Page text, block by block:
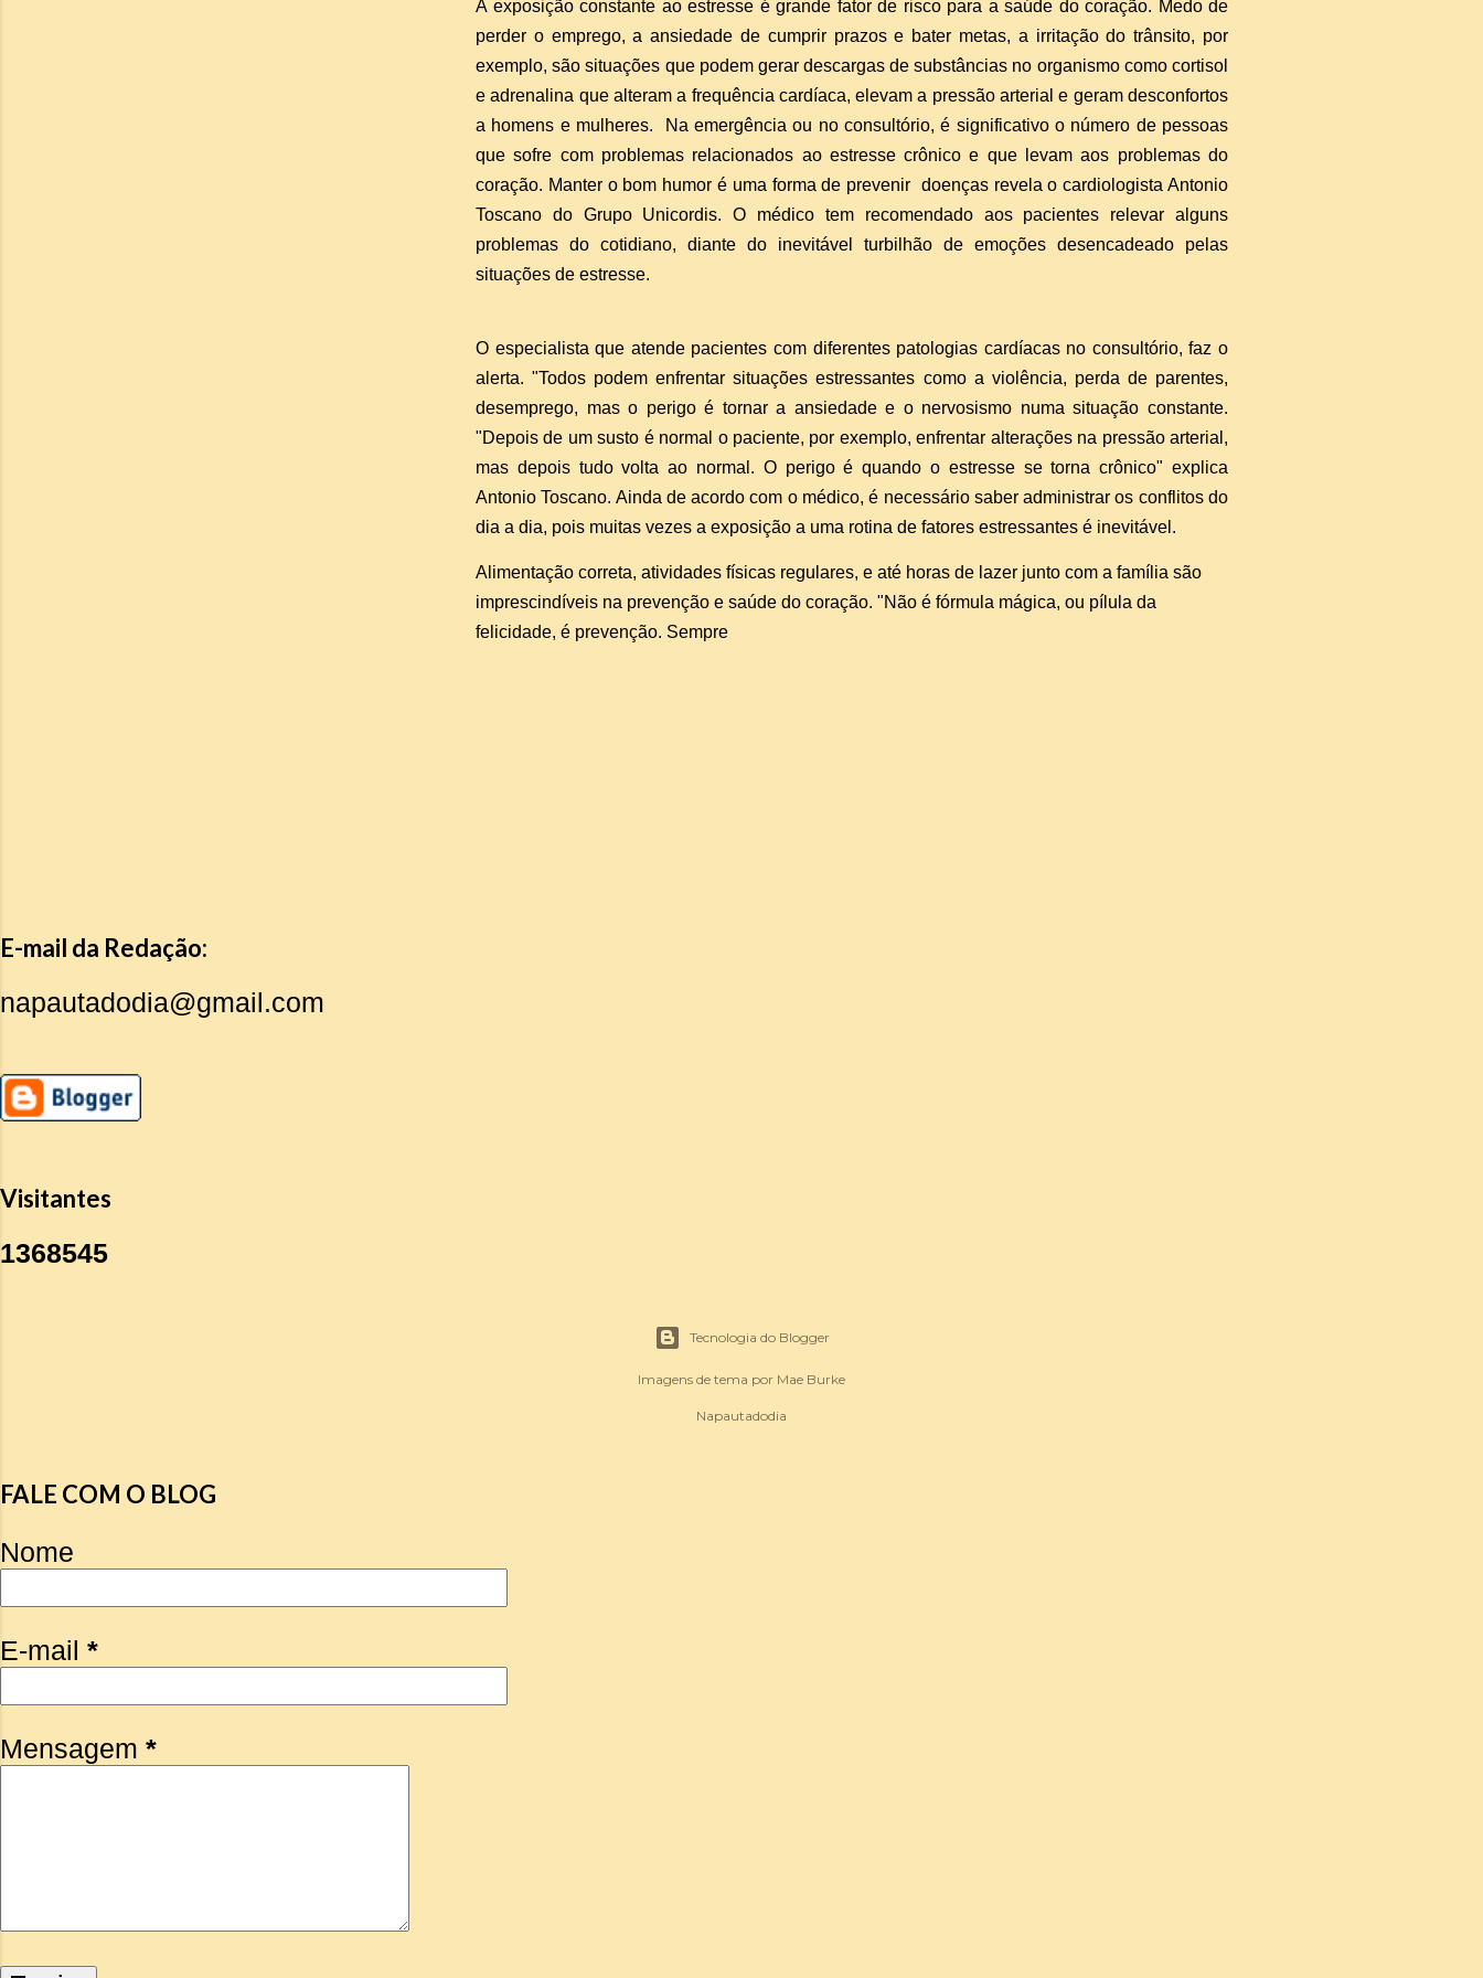
A exposição constante ao estresse é grande fator de risco para a saúde do coração. Medo de
perder o emprego, a ansiedade de cumprir prazos e bater metas, a irritação do trânsito, por
exemplo, são situações que podem gerar descargas de substâncias no organismo como cortisol
e adrenalina que alteram a frequência cardíaca, elevam a pressão arterial e geram desconfortos
a homens e mulheres. Na emergência ou no consultório, é significativo o número de pessoas
que sofre com problemas relacionados ao estresse crônico e que levam aos problemas do
coração. Manter o bom humor é uma forma de prevenir doenças revela o cardiologista Antonio
Toscano do Grupo Unicordis. O médico tem recomendado aos pacientes relevar alguns
problemas do cotidiano, diante do inevitável turbilhão de emoções desencadeado pelas
situações de estresse.
O especialista que atende pacientes com diferentes patologias cardíacas no consultório, faz o
alerta. "Todos podem enfrentar situações estressantes como a violência, perda de parentes,
desemprego, mas o perigo é tornar a ansiedade e o nervosismo numa situação constante.
"Depois de um susto é normal o paciente, por exemplo, enfrentar alterações na pressão arterial,
mas depois tudo volta ao normal. O perigo é quando o estresse se torna crônico" explica
Antonio Toscano. Ainda de acordo com o médico, é necessário saber administrar os conflitos do
dia a dia, pois muitas vezes a exposição a uma rotina de fatores estressantes é inevitável.
Alimentação correta, atividades físicas regulares, e até horas de lazer junto com a família são
imprescindíveis na prevenção e saúde do coração. "Não é fórmula mágica, ou pílula da
felicidade, é prevenção. Sempre
E-mail da Redação:
napautadodia@gmail.com
Visitantes
1368545
Tecnologia do Blogger
Imagens de tema por Mae Burke
Napautadodia
FALE COM O BLOG
Nome
E-mail *
Mensagem *